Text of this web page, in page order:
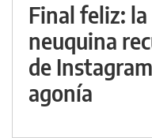
Final feliz: la
neuquina
de
agonía